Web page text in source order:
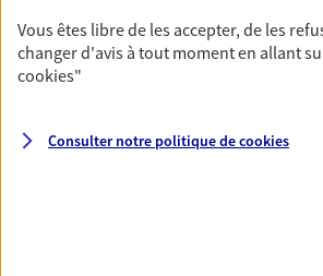
Découvrir l'offre Retraite
Pour un avenir serein, assurez-
contrat prévoyance. Préservez vos
Vous êtes libre de les accepter, de les
changer d'avis à tout moment en allant
cookies"
Consulter notre politique decookies